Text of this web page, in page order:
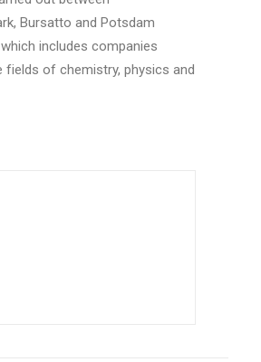
Bursatto and Potsdam
includes companies
fields of chemistry, physics and